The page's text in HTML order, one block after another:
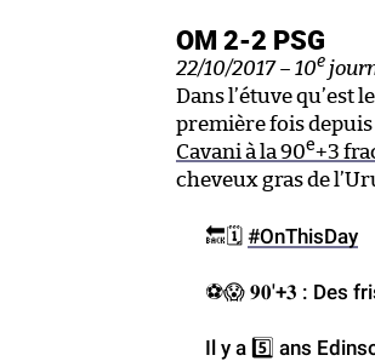
OM 2-2 PSG
22/10/2017 – 10e
Dans l’étuve qu’est
première fois depuis
Cavani à la 90e+3
cheveux gras de
🔙🗓️ #OnThisDay
⚽️😱 𝟗𝟎'+𝟑 : Des
Il y a 5️⃣ ans